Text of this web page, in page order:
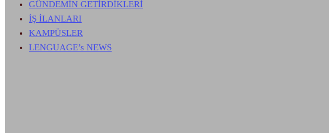
GÜNDEMİN GETİRDİKLERİ
İŞ İLANLARI
KAMPÜSLER
LENGUAGE’s NEWS